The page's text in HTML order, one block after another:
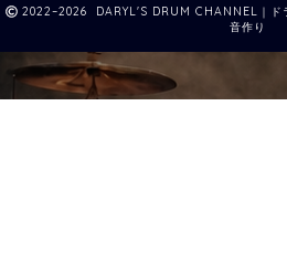
2022–2026 DARYL'S DRUM CHANNEL｜ド
音作り